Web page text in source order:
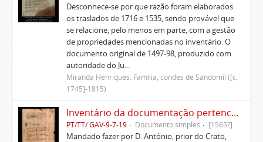
Desconhece-se por que razão foram elaborados
os traslados de 1716 e 1535, sendo provável que
se relacione, pelo menos em parte, com a gestão
de propriedades mencionadas no inventário. O
documento original de 1497-98, produzido com
autoridade do Ju...
Miranda Henriques. Família, condes de Sandomil ([c.
1745]-1815)
Inventário da documentação pertencente às igrejas que eram do padroado dos condes de Marialva
PT/TT/ GAV-9-7-19 Documento simples [1565?]
Mandado fazer por D. António, prior do Crato,